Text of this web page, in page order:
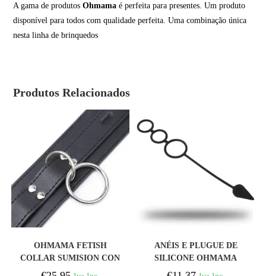
A gama de produtosOhmama é perfeita para presentes. Um produto
disponível para todos com qualidade perfeita. Uma combinação única
nesta linha de brinquedos
Produtos Relacionados
OHMAMA FETISH
COLLAR SUMISION CON
3 ANILLAS
ANÉIS E PLUGUE DE
SILICONE OHMAMA